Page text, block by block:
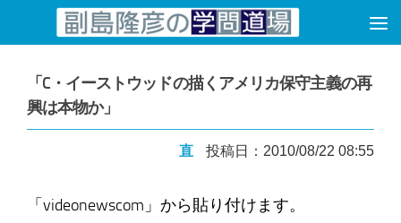
コンテンツへスキップ
「C・イーストウッドの描くアメリカ保守主義の再
興は本物か」
直 投稿日：2010/08/22 08:55
「videonewscom」から貼り付けます。